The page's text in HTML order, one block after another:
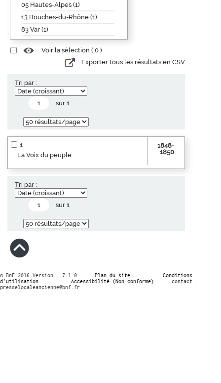
05 Hautes-Alpes (1)
13 Bouches-du-Rhône (1)
83 Var (1)
Voir la sélection ( 0 )
Exporter tous les résultats en CSV
Tri par :
sur 1
1
La Voix du peuple
1848-
1850
Tri par :
sur 1
© BnF 2016 Version : 7.1.0 Plan du site
Conditions
d’utilisation
Accessibilité (Non conforme)
contact :
presselocaleancienne@bnf.fr